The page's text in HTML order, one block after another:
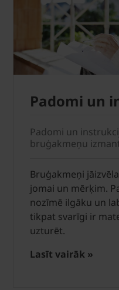
Padomi un
Padomi un
bruģakmeņu
Bruģakmeņi
jomai un mērķim.
nozīmē ilgāku un
tikpat svarīgi ir
uzturēt.
Lasīt vairāk »